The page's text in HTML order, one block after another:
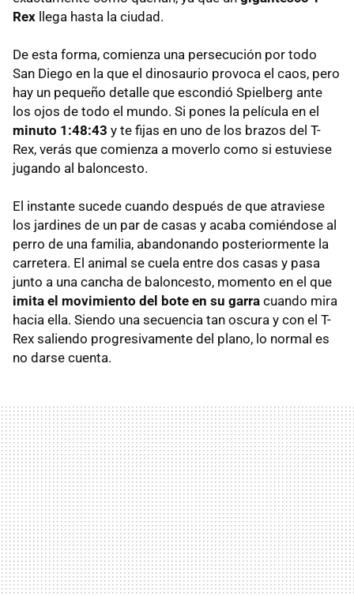
Rex llega hasta la ciudad.
De esta forma, comienza una persecución por todo
San Diego en la que el dinosaurio provoca el caos, pero
hay un pequeño detalle que escondió Spielberg ante
los ojos de todo el mundo. Si pones la película en el
minuto 1:48:43 y te fijas en uno de los brazos del T-
Rex, verás que comienza a moverlo como si estuviese
jugando al baloncesto.
El instante sucede cuando después de que atraviese
los jardines de un par de casas y acaba comiéndose al
perro de una familia, abandonando posteriormente la
carretera. El animal se cuela entre dos casas y pasa
junto a una cancha de baloncesto, momento en el que
imita el movimiento del bote en su garra cuando mira
hacia ella. Siendo una secuencia tan oscura y con el T-
Rex saliendo progresivamente del plano, lo normal es
no darse cuenta.